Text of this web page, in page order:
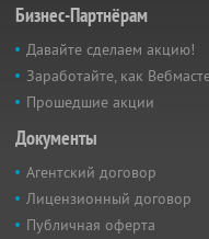
Бизнес-Партнёрам
Давайте сделаем акцию!
Заработайте, как
Прошедшие акции
Документы
Агентский договор
Лицензионный договор
Публичная оферта